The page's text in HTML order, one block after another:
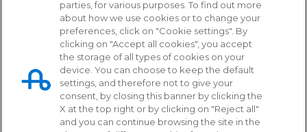
Tangenziale di Napoli S.p.A.
Via Cintia, svincolo Fuorigrotta
parties, for various purposes. To find out more
about how we use cookies or to change your
preferences, click on "Cookie settings". By
clicking on "Accept all cookies", you accept
the storage of all types of cookies on your
device. You can choose to keep the default
settings, and therefore not to give your
consent, by closing this banner by clicking the
X at the top right or by clicking on "Reject all"
and you can continue browsing the site in the